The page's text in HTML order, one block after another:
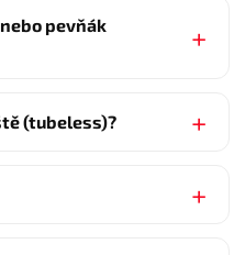
pevňák
(tubeless)?